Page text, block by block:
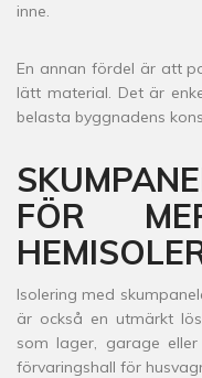
inne.
En annan fördel är att
lätt material. Det är
belasta byggnadens
FÖR
Isolering med
är också en utmärkt
som lager, garage
förvaringshall för